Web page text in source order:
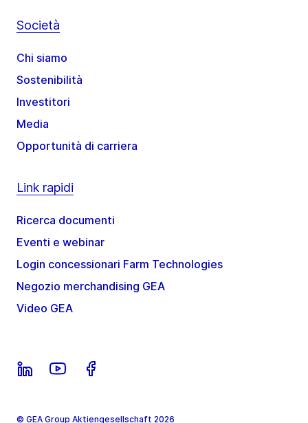
Società
Chi siamo
Sostenibilità
Investitori
Media
Opportunità di carriera
Link rapidi
Ricerca documenti
Eventi e webinar
Login concessionari Farm Technologies
Negozio merchandising GEA
Video GEA
© GEA Group Aktiengesellschaft 2026